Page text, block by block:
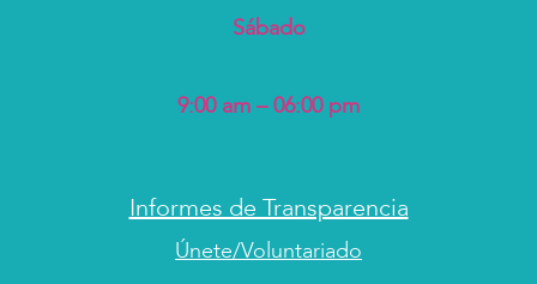
Sábado
9:00 am – 06:00 pm
Informes de Transparencia
Únete/Voluntariado